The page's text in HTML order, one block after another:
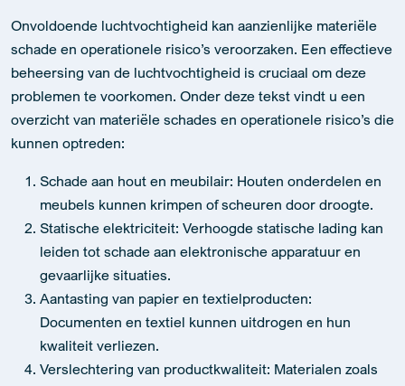
Onvoldoende luchtvochtigheid kan aanzienlijke materiële
schade en operationele risico’s veroorzaken. Een effectieve
beheersing van de luchtvochtigheid is cruciaal om deze
problemen te voorkomen. Onder deze tekst vindt u een
overzicht van materiële schades en operationele risico’s die
kunnen optreden:
Schade aan hout en meubilair: Houten onderdelen en
meubels kunnen krimpen of scheuren door droogte.
Statische elektriciteit: Verhoogde statische lading kan
leiden tot schade aan elektronische apparatuur en
gevaarlijke situaties.
Aantasting van papier en textielproducten:
Documenten en textiel kunnen uitdrogen en hun
kwaliteit verliezen.
Verslechtering van productkwaliteit: Materialen zoals